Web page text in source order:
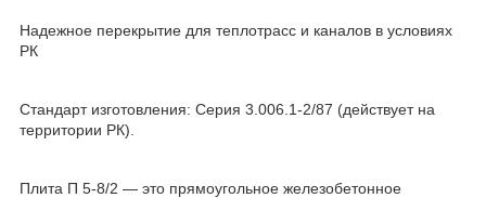
Надежное перекрытие для теплотрасс и каналов в условиях
РК
Стандарт изготовления: Серия 3.006.1-2/87 (действует на
территории РК).
Плита П 5-8/2 — это прямоугольное железобетонное